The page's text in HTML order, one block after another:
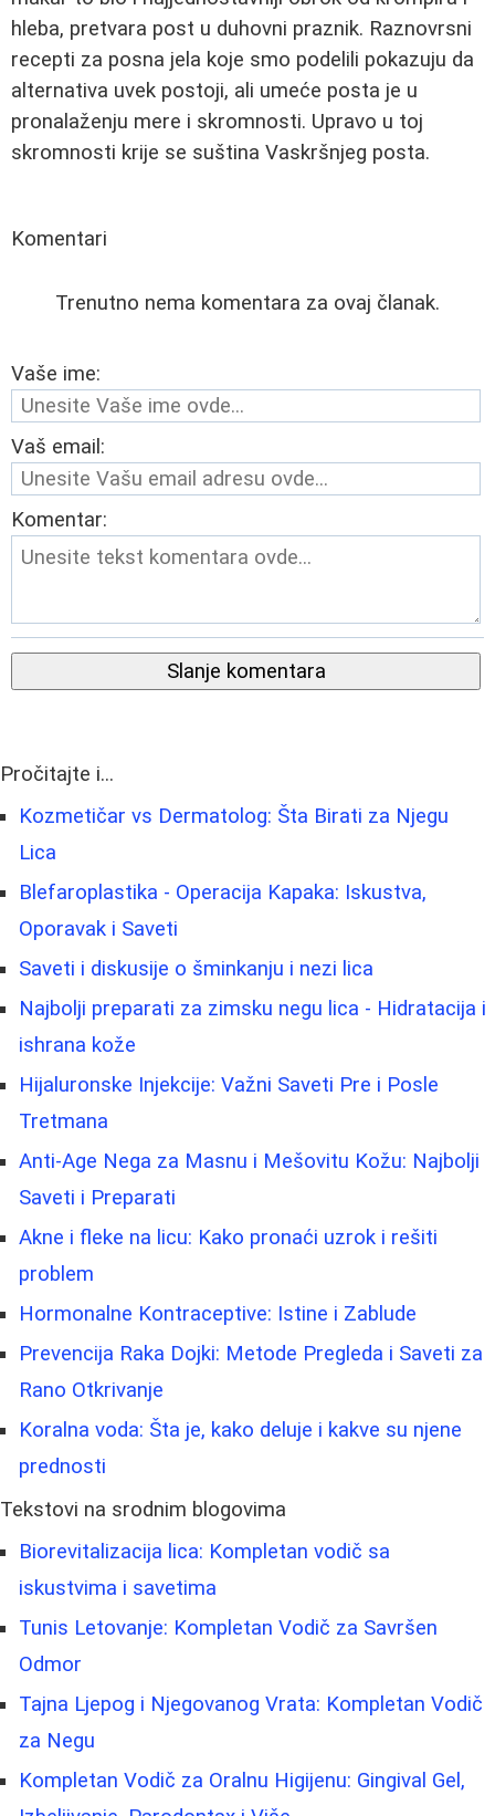
hleba, pretvara post u duhovni praznik. Raznovrsni
recepti za posna jela koje smo podelili pokazuju da
alternativa uvek postoji, ali umeće posta je u
pronalaženju mere i skromnosti. Upravo u toj
skromnosti krije se suština Vaskršnjeg posta.
Komentari
Trenutno nema komentara za ovaj članak.
Vaše ime:
Vaš email:
Komentar:
Slanje komentara
Pročitajte i...
Kozmetičar vs Dermatolog: Šta Birati za Njegu
Lica
Blefaroplastika - Operacija Kapaka: Iskustva,
Oporavak i Saveti
Saveti i diskusije o šminkanju i nezi lica
Najbolji preparati za zimsku negu lica - Hidratacija i
ishrana kože
Hijaluronske Injekcije: Važni Saveti Pre i Posle
Tretmana
Anti-Age Nega za Masnu i Mešovitu Kožu: Najbolji
Saveti i Preparati
Akne i fleke na licu: Kako pronaći uzrok i rešiti
problem
Hormonalne Kontraceptive: Istine i Zablude
Prevencija Raka Dojki: Metode Pregleda i Saveti za
Rano Otkrivanje
Koralna voda: Šta je, kako deluje i kakve su njene
prednosti
Tekstovi na srodnim blogovima
Biorevitalizacija lica: Kompletan vodič sa
iskustvima i savetima
Tunis Letovanje: Kompletan Vodič za Savršen
Odmor
Tajna Ljepog i Njegovanog Vrata: Kompletan Vodič
za Negu
Kompletan Vodič za Oralnu Higijenu: Gingival Gel,